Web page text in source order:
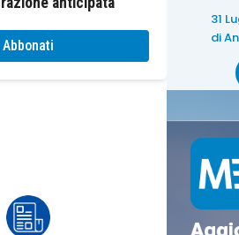
come chiarito anche
395
5 di quest’ultima
di tale termine, il
Abbonati
31
di